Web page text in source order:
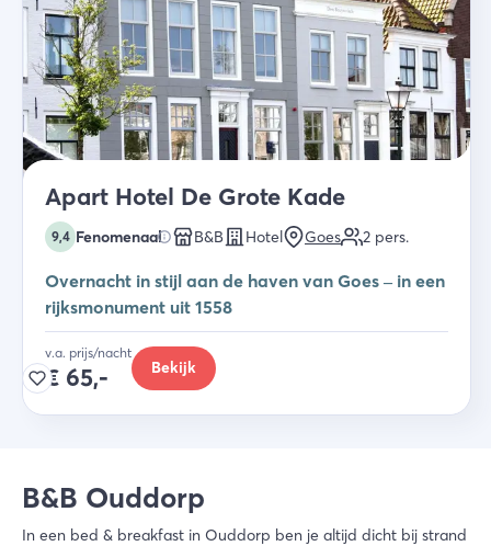
Apart Hotel De Grote Kade
9,4 Fenomenaal B&B Hotel Goes 2 pers.
Overnacht in stijl aan de haven van Goes – in een
rijksmonument uit 1558
v.a. prijs/nacht
€ 65,- Bekijk
B&B Ouddorp
In een bed & breakfast in Ouddorp ben je altijd dicht bij strand